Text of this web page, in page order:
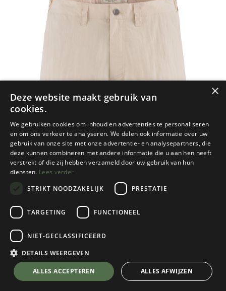
Fjallraven
Travellers MT Shorts Heren
Light Beige
Kies een maat
💬 Stel je vraag over dit product via WhatsApp
×
Deze website maakt gebruik van
cookies.
We gebruiken cookies om inhoud en advertenties te personaliseren
en om ons verkeer te analyseren. We delen ook informatie over uw
gebruik van onze site met onze advertentie- en analysepartners, die
deze kunnen combineren met andere informatie die u aan hen heeft
verstrekt of die zij hebben verzameld door uw gebruik van hun
diensten. Lees verder
STRIKT NOODZAKELIJK
PRESTATIE
TARGETING FUNCTIONEEL
NIET-GECLASSIFICEERD
DETAILS WEERGEVEN
ALLES ACCEPTEREN ALLES AFWIJZEN